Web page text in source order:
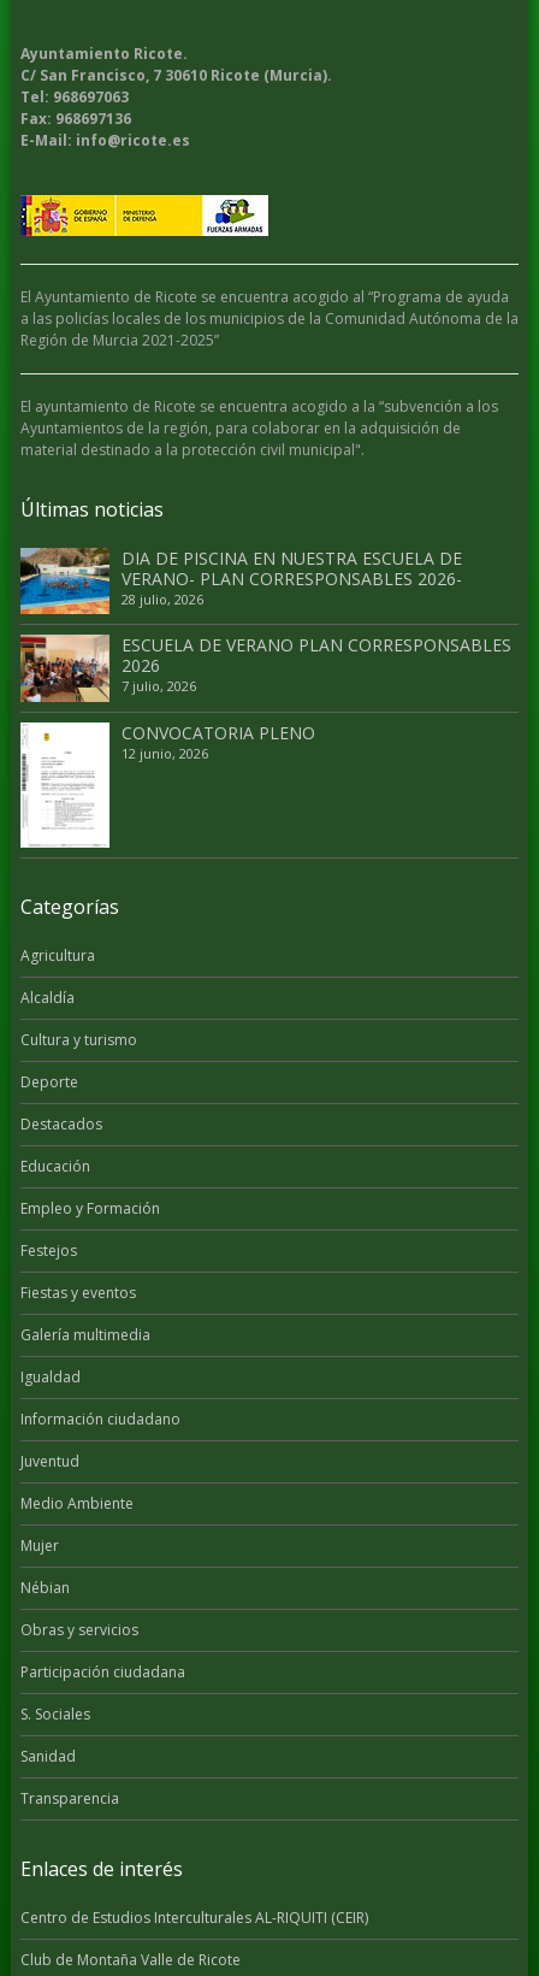
Ayuntamiento Ricote.
C/ San Francisco, 7 30610 Ricote (Murcia).
Tel: 968697063
Fax: 968697136
E-Mail: info@ricote.es
El Ayuntamiento de Ricote se encuentra acogido al “Programa de ayuda
a las policías locales de los municipios de la Comunidad Autónoma de la
Región de Murcia 2021-2025”
El ayuntamiento de Ricote se encuentra acogido a la “subvención a los
Ayuntamientos de la región, para colaborar en la adquisición de
material destinado a la protección civil municipal".
Últimas noticias
DIA DE PISCINA EN NUESTRA ESCUELA DE
VERANO- PLAN CORRESPONSABLES 2026-
28 julio, 2026
ESCUELA DE VERANO PLAN CORRESPONSABLES
2026
7 julio, 2026
CONVOCATORIA PLENO
12 junio, 2026
Categorías
Agricultura
Alcaldía
Cultura y turismo
Deporte
Destacados
Educación
Empleo y Formación
Festejos
Fiestas y eventos
Galería multimedia
Igualdad
Información ciudadano
Juventud
Medio Ambiente
Mujer
Nébian
Obras y servicios
Participación ciudadana
S. Sociales
Sanidad
Transparencia
Enlaces de interés
Centro de Estudios Interculturales AL-RIQUITI (CEIR)
Club de Montaña Valle de Ricote